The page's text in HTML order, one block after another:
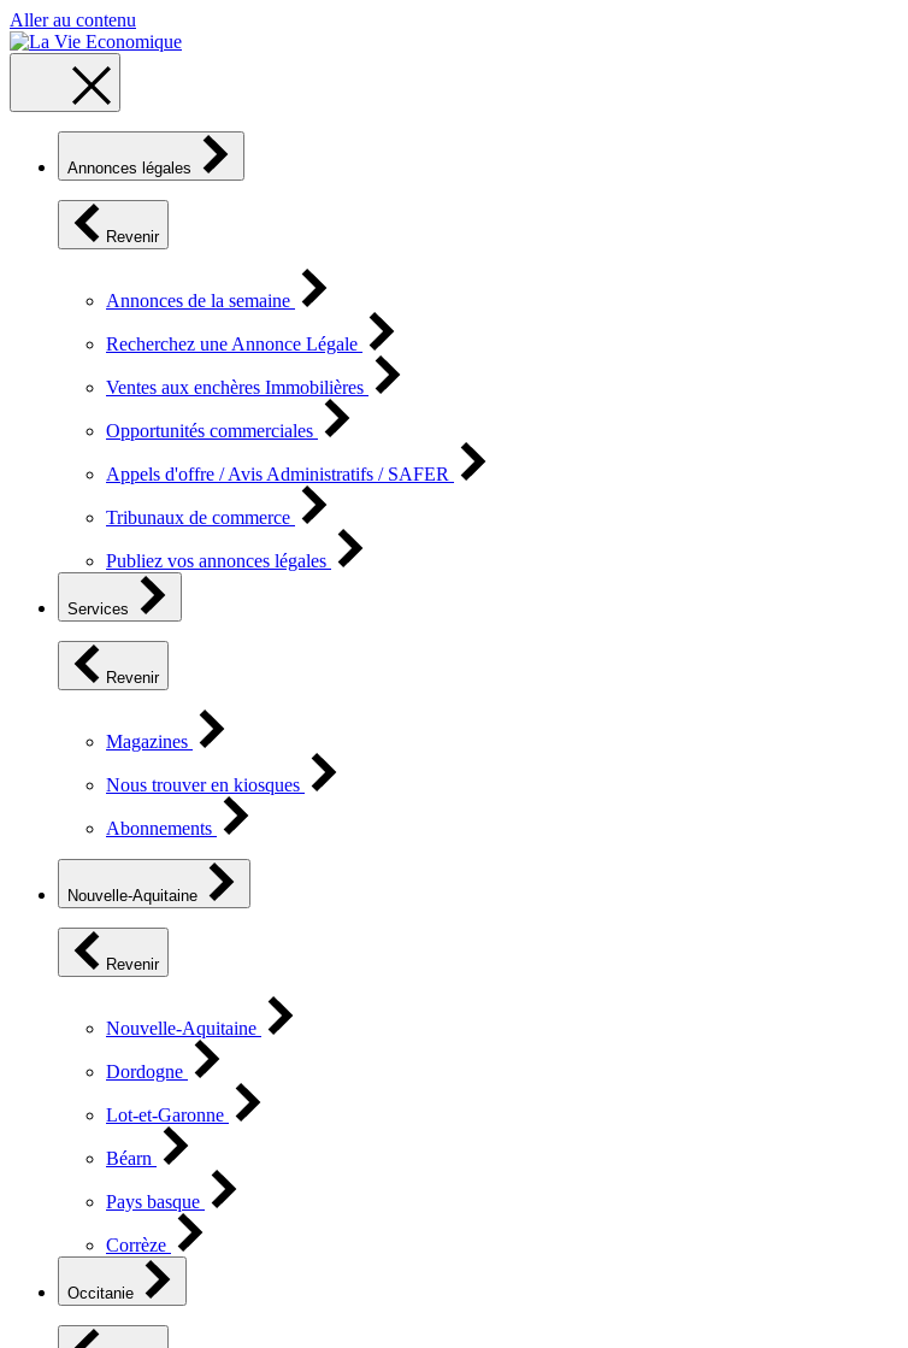
Aller au contenu
Annonces légales
Revenir
Annonces de la semaine
Recherchez une Annonce Légale
Ventes aux enchères Immobilières
Opportunités commerciales
Appels d'offre / Avis Administratifs / SAFER
Tribunaux de commerce
Publiez vos annonces légales
Services
Revenir
Magazines
Nous trouver en kiosques
Abonnements
Nouvelle-Aquitaine
Revenir
Nouvelle-Aquitaine
Dordogne
Lot-et-Garonne
Béarn
Pays basque
Corrèze
Occitanie